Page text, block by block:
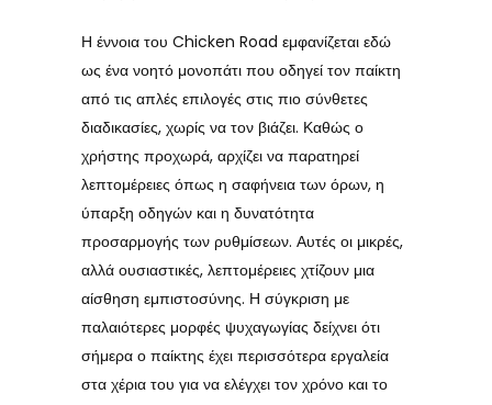
Η έννοια του Chicken Road εμφανίζεται εδώ
ως ένα νοητό μονοπάτι που οδηγεί τον παίκτη
από τις απλές επιλογές στις πιο σύνθετες
διαδικασίες, χωρίς να τον βιάζει. Καθώς ο
χρήστης προχωρά, αρχίζει να παρατηρεί
λεπτομέρειες όπως η σαφήνεια των όρων, η
ύπαρξη οδηγών και η δυνατότητα
προσαρμογής των ρυθμίσεων. Αυτές οι μικρές,
αλλά ουσιαστικές, λεπτομέρειες χτίζουν μια
αίσθηση εμπιστοσύνης. Η σύγκριση με
παλαιότερες μορφές ψυχαγωγίας δείχνει ότι
σήμερα ο παίκτης έχει περισσότερα εργαλεία
στα χέρια του για να ελέγχει τον χρόνο και το